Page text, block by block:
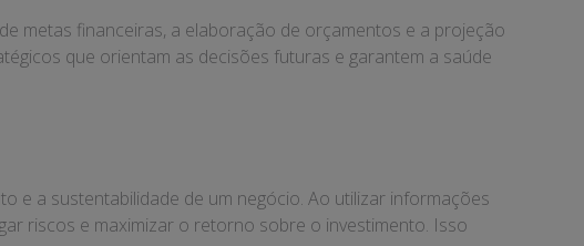
metas financeiras, a elaboração de orçamentos e a projeção
que orientam as decisões futuras e garantem a saúde
e a sustentabilidade de um negócio. Ao utilizar informações
riscos e maximizar o retorno sobre o investimento. Isso